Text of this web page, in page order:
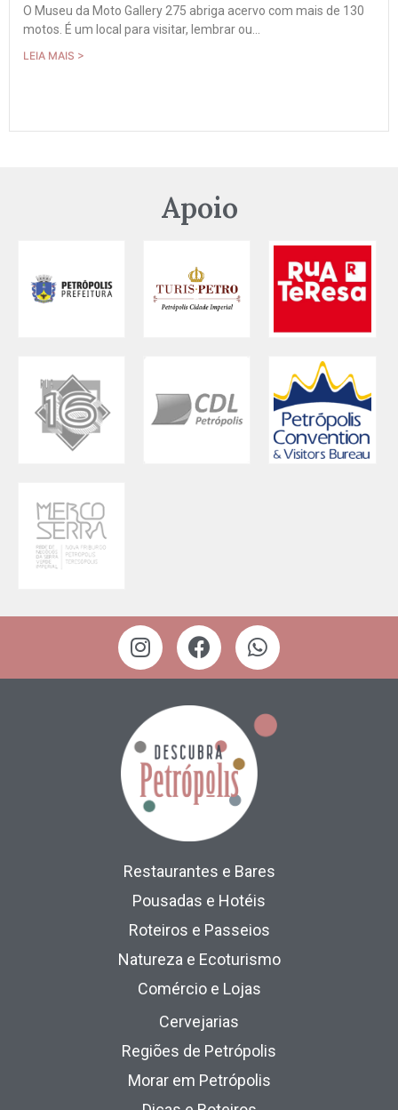
O Museu da Moto Gallery 275 abriga acervo com mais de 130
motos. É um local para visitar, lembrar ou...
LEIA MAIS >
Apoio
Restaurantes e Bares
Pousadas e Hotéis
Roteiros e Passeios
Natureza e Ecoturismo
Comércio e Lojas
Cervejarias
Regiões de Petrópolis
Morar em Petrópolis